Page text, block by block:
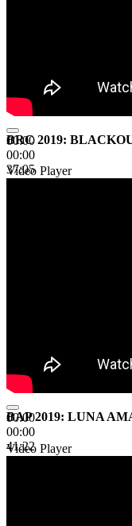
00:00
00:00
37:05
BRC 2019:
Video Player
00:00
00:00
41:22
BAP 2019: LUNA
Video Player